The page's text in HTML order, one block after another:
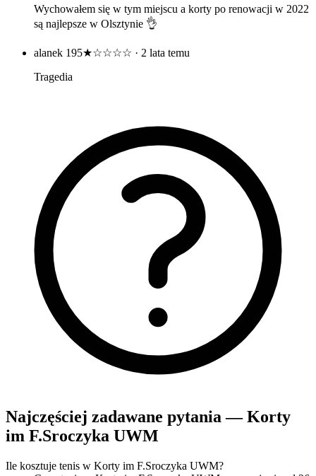
Wychowałem się w tym miejscu a korty po renowacji w 2022
są najlepsze w Olsztynie 👌
alanek 195★☆☆☆☆ · 2 lata temu
Tragedia
Najczęściej zadawane pytania — Korty
im F.Sroczyka UWM
Ile kosztuje tenis w Korty im F.Sroczyka UWM?